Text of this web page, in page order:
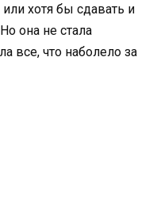
хотя бы сдавать и
она не стала
все, что наболело за